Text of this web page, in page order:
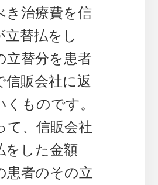
き治療費を信
立替払をし
立替分を患者
信販会社に返
ものです。
て、信販会社
をした金額
患者のその立